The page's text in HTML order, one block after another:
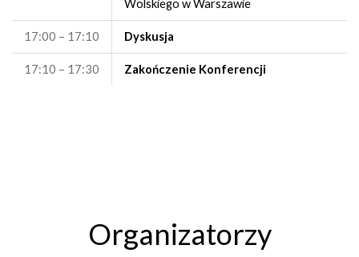
Wolskiego w Warszawie
17:00 – 17:10 Dyskusja
17:10 – 17:30 Zakończenie Konferencji
Organizatorzy